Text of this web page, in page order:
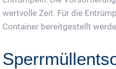
wertvolle Zeit. Für die
Container bereitgestellt